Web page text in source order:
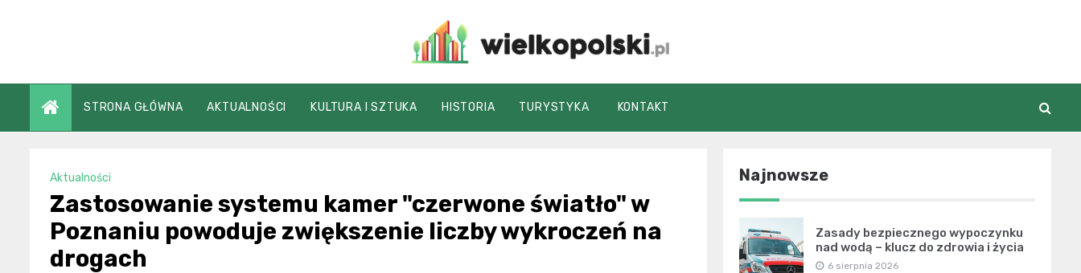
wielkopolski.pl
STRONA GŁÓWNA AKTUALNOŚCI KULTURA I SZTUKA HISTORIA TURYSTYKA KONTAKT
Aktualności
Zastosowanie systemu kamer "czerwone światło" w
Poznaniu powoduje zwiększenie liczby wykroczeń na
drogach
Najnowsze
Zasady bezpiecznego wypoczynku
nad wodą – klucz do zdrowia i życia
6 sierpnia 2026